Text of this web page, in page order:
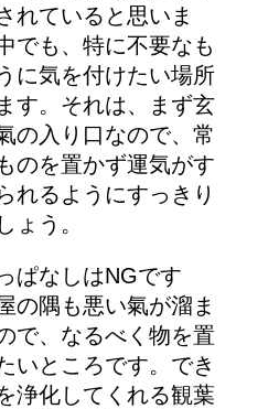
れていると思いま
でも、特に不要なも
に気を付けたい場所
す。それは、まず玄
の入り口なので、常
のを置かず運気がす
れるようにすっきり
ょう。
ぱなしはNGです
の隅も悪い氣が溜ま
で、なるべく物を置
いところです。でき
浄化してくれる観葉